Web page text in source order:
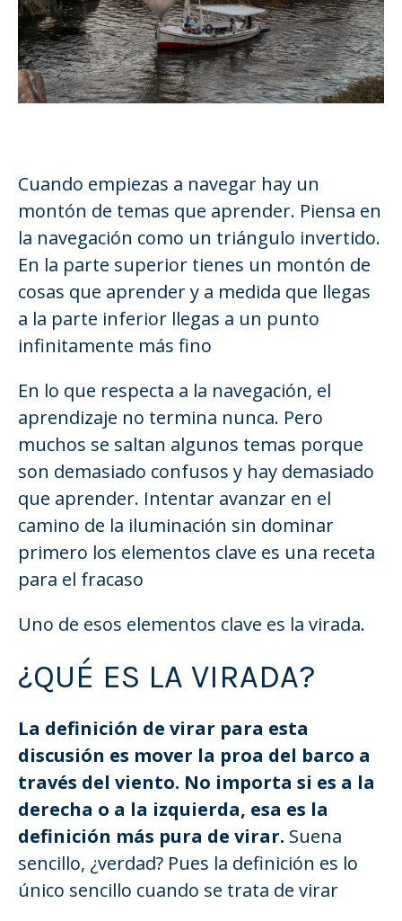
Cuando empiezas a navegar hay un
montón de temas que aprender. Piensa en
la navegación como un triángulo invertido.
En la parte superior tienes un montón de
cosas que aprender y a medida que llegas
a la parte inferior llegas a un punto
infinitamente más fino
En lo que respecta a la navegación, el
aprendizaje no termina nunca. Pero
muchos se saltan algunos temas porque
son demasiado confusos y hay demasiado
que aprender. Intentar avanzar en el
camino de la iluminación sin dominar
primero los elementos clave es una receta
para el fracaso
Uno de esos elementos clave es la virada.
¿QUÉ ES LA VIRADA?
La definición de virar para esta
discusión es mover la proa del barco a
través del viento. No importa si es a la
derecha o a la izquierda, esa es la
definición más pura de virar. Suena
sencillo, ¿verdad? Pues la definición es lo
único sencillo cuando se trata de virar